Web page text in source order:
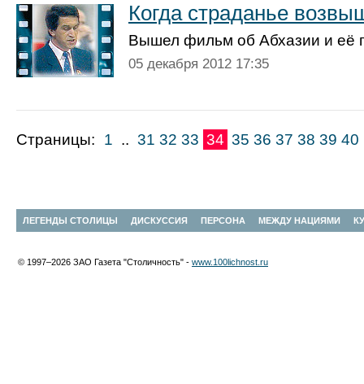
Когда страданье
Вышел фильм об Абхазии и её
05 декабря 2012 17:35
Страницы: 1 .. 31 32 33 34 35 36 37 38 39 40
ЛЕГЕНДЫ СТОЛИЦЫ ДИСКУССИЯ ПЕРСОНА МЕЖДУ НАЦИЯМИ
© 1997–2026 ЗАО Газета "Столичность" - www.100lichnost.ru